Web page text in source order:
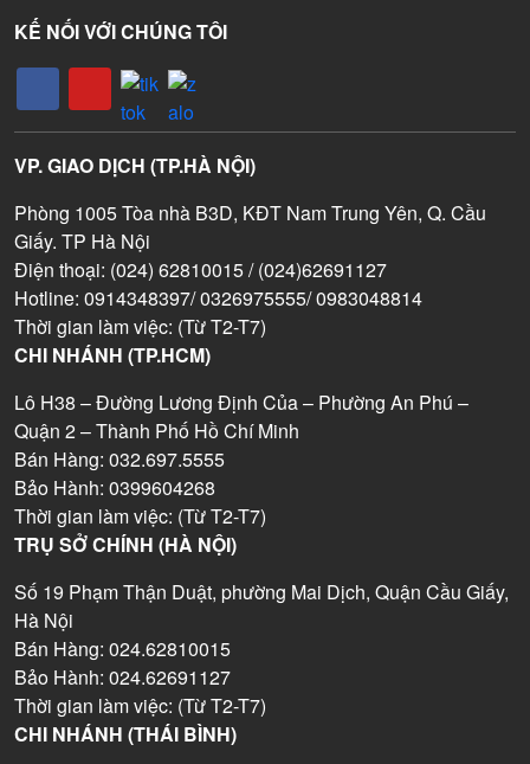
KẾ NỐI VỚI CHÚNG TÔI
VP. GIAO DỊCH (TP.HÀ NỘI)
Phòng 1005 Tòa nhà B3D, KĐT Nam Trung Yên, Q. Cầu
Giấy. TP Hà Nội
Điện thoại: (024) 62810015 / (024)62691127
Hotline: 0914348397/ 0326975555/ 0983048814
Thời gian làm việc: (Từ T2-T7)
CHI NHÁNH (TP.HCM)
Lô H38 – Đường Lương Định Của – Phường An Phú –
Quận 2 – Thành Phố Hồ Chí Minh
Bán Hàng: 032.697.5555
Bảo Hành: 0399604268
Thời gian làm việc: (Từ T2-T7)
TRỤ SỞ CHÍNH (HÀ NỘI)
Số 19 Phạm Thận Duật, phường Mai Dịch, Quận Cầu Giấy,
Hà Nội
Bán Hàng: 024.62810015
Bảo Hành: 024.62691127
Thời gian làm việc: (Từ T2-T7)
CHI NHÁNH (THÁI BÌNH)